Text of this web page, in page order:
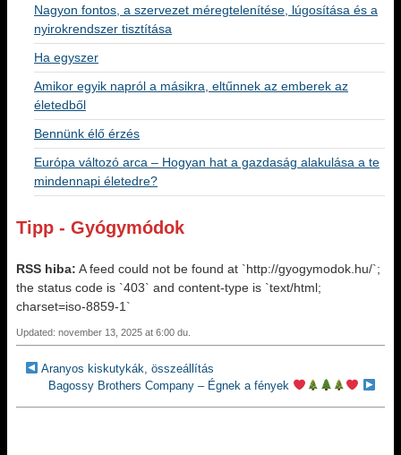
Nagyon fontos, a szervezet méregtelenítése, lúgosítása és a
nyirokrendszer tisztítása
Ha egyszer
Amikor egyik napról a másikra, eltűnnek az emberek az
életedből
Bennünk élő érzés
Európa változó arca – Hogyan hat a gazdaság alakulása a te
mindennapi életedre?
Tipp - Gyógymódok
RSS hiba: A feed could not be found at `http://gyogymodok.hu/`;
the status code is `403` and content-type is `text/html;
charset=iso-8859-1`
Updated: november 13, 2025 at 6:00 du.
Aranyos kiskutykák, összeállítás
Bagossy Brothers Company – Égnek a fények